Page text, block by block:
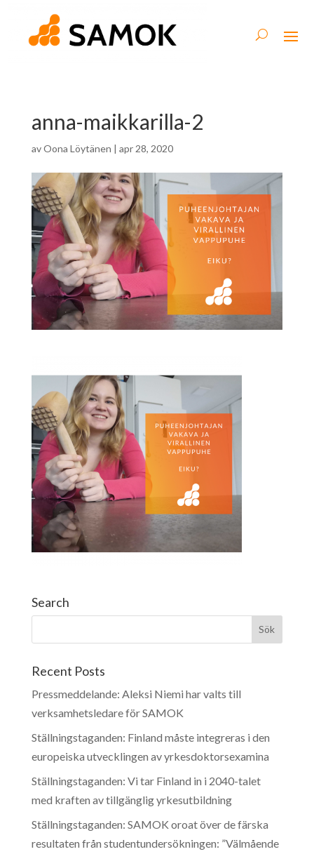
anna-maikkarilla-2
avOona Löytänen | apr 28, 2020
Search
Recent Posts
Pressmeddelande: Aleksi Niemi har valts till
verksamhetsledare för SAMOK
Ställningstaganden: Finland måste integreras i den
europeiska utvecklingen av yrkesdoktorsexamina
Ställningstaganden: Vi tar Finland in i 2040-talet
med kraften av tillgänglig yrkesutbildning
Ställningstaganden: SAMOK oroat över de färska
resultaten från studentundersökningen: ”Välmående